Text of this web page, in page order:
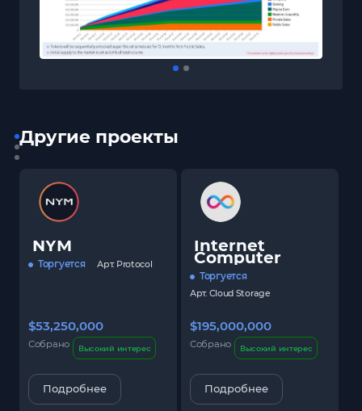
Другие проекты
NYM
Торгуется Арт. Protocol
$53,250,000
Собрано Высокий интерес
Подробнее
Internet
Computer
Торгуется
Арт. Cloud Storage
$195,000,000
Собрано Высокий интерес
Подробнее